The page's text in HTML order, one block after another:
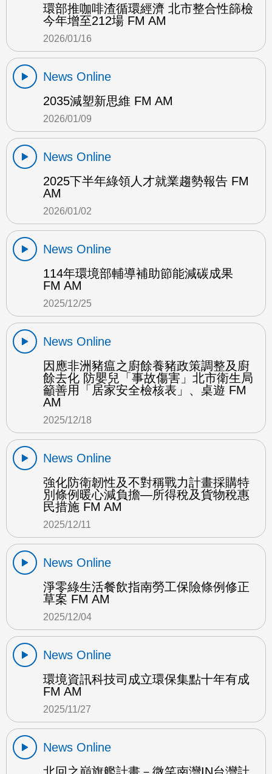
環部推咖啡渣循環經濟 北市整合性篩檢
今年增至212場 FM AM
2026/01/16
News Online
2035減塑新思維 FM AM
2026/01/09
News Online
2025下半年綠領人才就業趨勢報告 FM
AM
2026/01/02
News Online
114年環境部輔導補助節能減碳成果
FM AM
2025/12/25
News Online
因應非洲豬瘟之廚餘養豬政策調整及廚
餘去化 防嬰兒「事故傷害」北市衛生局
籲善用「居家安全檢核表」、桌遊 FM
AM
2025/12/18
News Online
強化防衛韌性及不對稱戰力計畫採購特
別條例暖心減負擔—所得稅及貨物稅惠
民措施 FM AM
2025/12/11
News Online
淨零綠生活餐飲指南勞工保險條例修正
草案 FM AM
2025/12/04
News Online
環境資訊科技司成立環保集點十年有成
FM AM
2025/11/27
News Online